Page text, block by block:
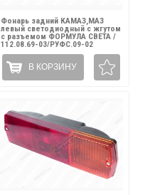
Фонарь задний КАМАЗ,МАЗ
левый светодиодный с жгутом
с разъемом ФОРМУЛА СВЕТА /
112.08.69-03/РУФС.09-02
В КОРЗИНУ